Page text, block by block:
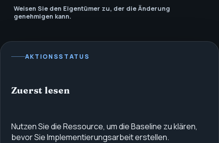
Weisen Sie den Eigentümer zu, der die Änderung
genehmigen kann.
AKTIONSSTATUS
Zuerst lesen
Nutzen Sie die Ressource, um die Baseline zu klären,
bevor Sie Implementierungsarbeit erstellen.